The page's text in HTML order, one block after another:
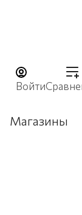
Войти
Магазины